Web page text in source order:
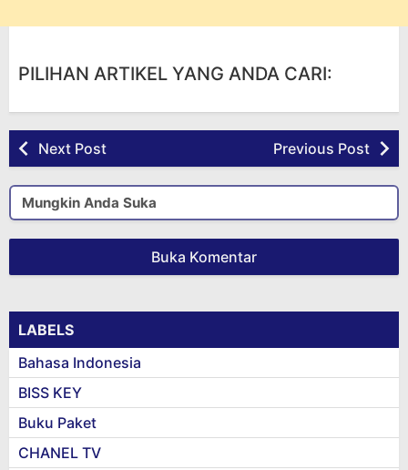
PILIHAN ARTIKEL YANG ANDA CARI:
Next Post Previous Post
Mungkin Anda Suka
Buka Komentar
LABELS
Bahasa Indonesia
BISS KEY
Buku Paket
CHANEL TV